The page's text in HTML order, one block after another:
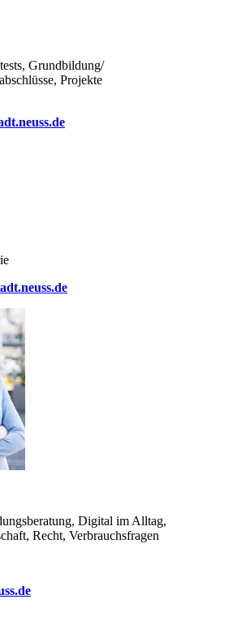
Grundbildung/
Projekte
Digital im Alltag,
Recht, Verbrauchsfragen